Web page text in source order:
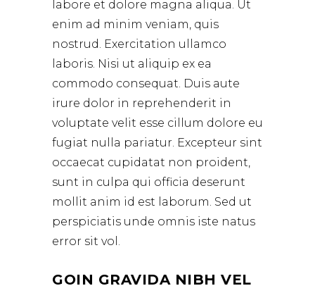
labore et dolore magna aliqua. Ut
enim ad minim veniam, quis
nostrud. Exercitation ullamco
laboris. Nisi ut aliquip ex ea
commodo consequat. Duis aute
irure dolor in reprehenderit in
voluptate velit esse cillum dolore eu
fugiat nulla pariatur. Excepteur sint
occaecat cupidatat non proident,
sunt in culpa qui officia deserunt
mollit anim id est laborum. Sed ut
perspiciatis unde omnis iste natus
error sit vol.
GOIN GRAVIDA NIBH VEL